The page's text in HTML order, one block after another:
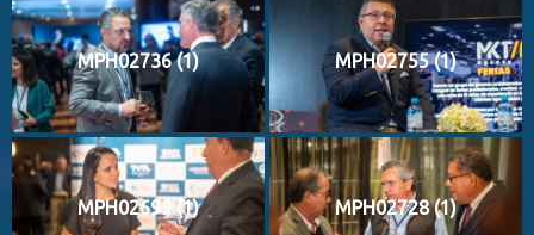
MPH02736 (1) MPH02755 (1)
MPH02699 (1) MPH02728 (1)